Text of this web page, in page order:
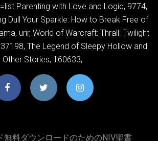
Parenting with Love and Logic, 9774,
Dull Your Sparkle: How to Break Free of
urir, World of Warcraft: Thrall: Twilight
The Legend of Sleepy Hollow and
Other Stories, 160633,
無料ダウンロードのためのNIV聖書